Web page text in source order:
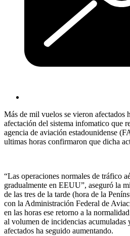
Más de mil vuelos se vieron afectados
afectación del sistema infomatico que
agencia de aviación estadounidense
ultimas horas confirmaron que dicha
“Las operaciones normales de tráfico
gradualmente en EEUU”, aseguró la
de las tres de la tarde (hora de la
con la Administración Federal de
en las horas ese retorno a la
al volumen de incidencias acumuladas
afectados ha seguido aumentando.